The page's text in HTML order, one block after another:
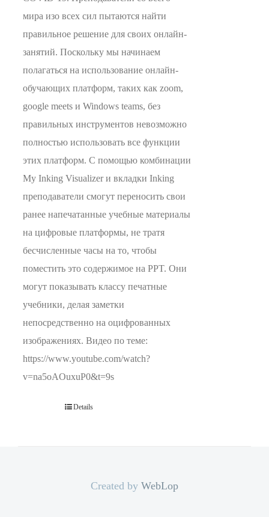
мира изо всех сил пытаются найти
правильное решение для своих онлайн-
занятий. Поскольку мы начинаем
полагаться на использование онлайн-
обучающих платформ, таких как zoom,
google meets и Windows teams, без
правильных инструментов невозможно
полностью использовать все функции
этих платформ. С помощью комбинации
My Inking Visualizer и вкладки Inking
преподаватели смогут переносить свои
ранее напечатанные учебные материалы
на цифровые платформы, не тратя
бесчисленные часы на то, чтобы
поместить это содержимое на PPT. Они
могут показывать классу печатные
учебники, делая заметки
непосредственно на оцифрованных
изображениях. Видео по теме:
https://www.youtube.com/watch?
v=na5oAOuxuP0&t=9s
Details
Created by WebLop